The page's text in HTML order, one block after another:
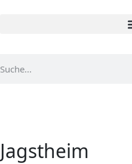
Jagstheim